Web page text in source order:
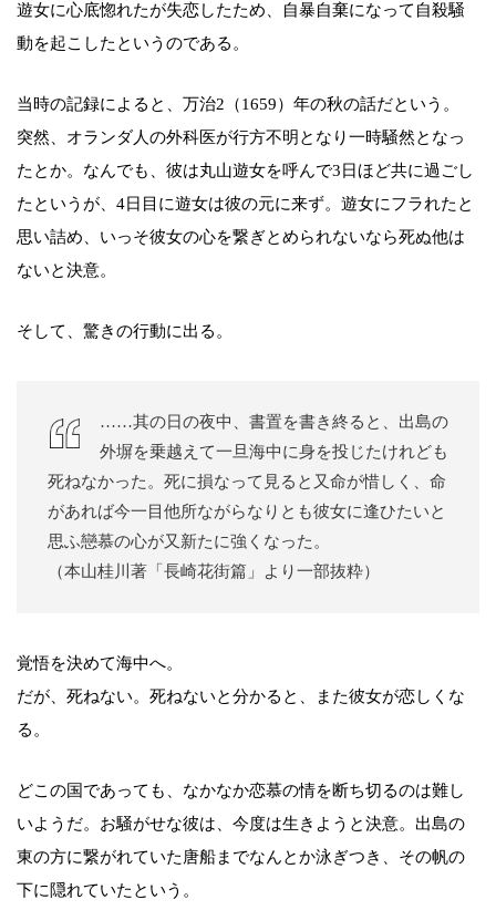
遊女に心底惚れたが失恋したため、自暴自棄になって自殺騒
動を起こしたというのである。
当時の記録によると、万治2（1659）年の秋の話だという。
突然、オランダ人の外科医が行方不明となり一時騒然となっ
たとか。なんでも、彼は丸山遊女を呼んで3日ほど共に過ごし
たというが、4日目に遊女は彼の元に来ず。遊女にフラれたと
思い詰め、いっそ彼女の心を繋ぎとめられないなら死ぬ他は
ないと決意。
そして、驚きの行動に出る。
……其の日の夜中、書置を書き終ると、出島の
外塀を乗越えて一旦海中に身を投じたけれども
死ねなかった。死に損なって見ると又命が惜しく、命
があれば今一目他所ながらなりとも彼女に逢ひたいと
思ふ戀慕の心が又新たに強くなった。
（本山桂川著「長崎花街篇」より一部抜粋）
覚悟を決めて海中へ。
だが、死ねない。死ねないと分かると、また彼女が恋しくな
る。
どこの国であっても、なかなか恋慕の情を断ち切るのは難し
いようだ。お騒がせな彼は、今度は生きようと決意。出島の
東の方に繋がれていた唐船までなんとか泳ぎつき、その帆の
下に隠れていたという。